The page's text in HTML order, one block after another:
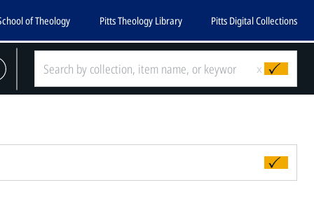
of Theology Pitts Theology Library Pitts Digital Collections
x